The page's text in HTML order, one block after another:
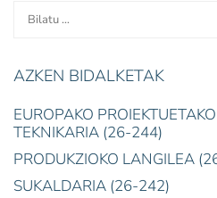
AZKEN BIDALKETAK
EUROPAKO
TEKNIKARIA (26-244)
PRODUKZIOKO LANGILEA
SUKALDARIA (26-242)